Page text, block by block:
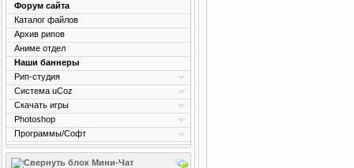
Форум сайта
Каталог файлов
Архив рипов
Аниме отдел
Наши баннеры
Рип-студия
Система uCoz
Скачать игры
Photoshop
Программы/Софт
Мини-Чат